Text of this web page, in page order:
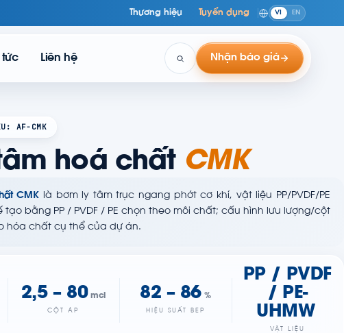
Thương hiệu Tuyển dụng VI EN
tức Liên hệ Nhận báo giá
AF-CMK
hoá chất CMK
CMK là bơm ly tâm trục ngang phớt cơ khí, vật liệu PP/PVDF/PE
tạo bằng PP / PVDF / PE chọn theo môi chất; cấu hình lưu lượng/cột
hóa chất cụ thể của dự án.
2,5 – 80 mcl
CỘT ÁP
82 – 86 %
HIỆU SUẤT BEP
PP / PVDF
/ PE-
UHMW
VẬT LIỆU